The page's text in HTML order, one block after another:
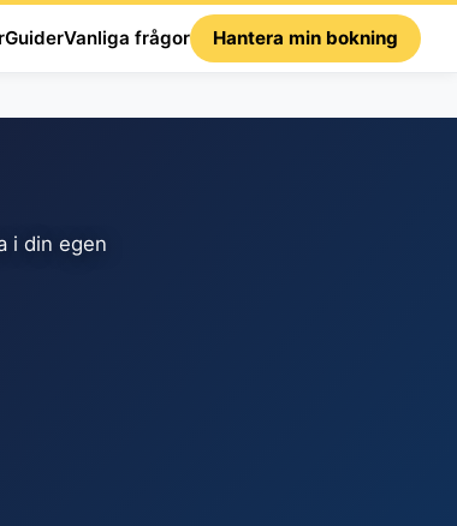
GuiderVanliga frågor Hantera min bokning
i din egen